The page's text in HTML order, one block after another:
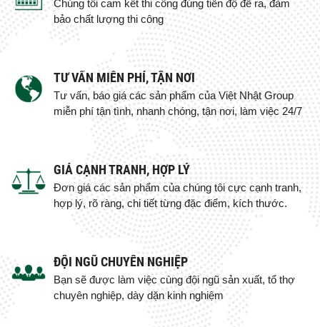
Chúng tôi cam kết thi công đúng tiến độ đề ra, đảm
bảo chất lượng thi công
TƯ VẤN MIỄN PHÍ, TẬN NƠI
Tư vấn, báo giá các sản phẩm của Việt Nhật Group
miễn phí tận tình, nhanh chóng, tận nơi, làm việc 24/7
GIÁ CẠNH TRANH, HỢP LÝ
Đơn giá các sản phẩm của chúng tôi cực cạnh tranh,
hợp lý, rõ ràng, chi tiết từng đặc điểm, kích thước.
ĐỘI NGŨ CHUYÊN NGHIỆP
Bạn sẽ được làm việc cùng đội ngũ sản xuất, tổ thợ
chuyên nghiệp, dày dặn kinh nghiệm